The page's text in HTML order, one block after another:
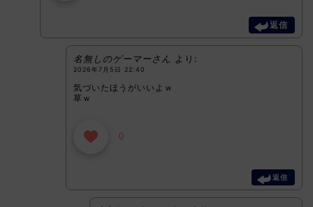
返信
名無しのゲーマーさん より:
2026年7月5日 22:40
気づいたほうがいいよｗ
草ｗ
0
返信